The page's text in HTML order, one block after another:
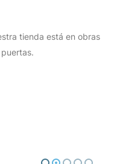
tienda está en obras